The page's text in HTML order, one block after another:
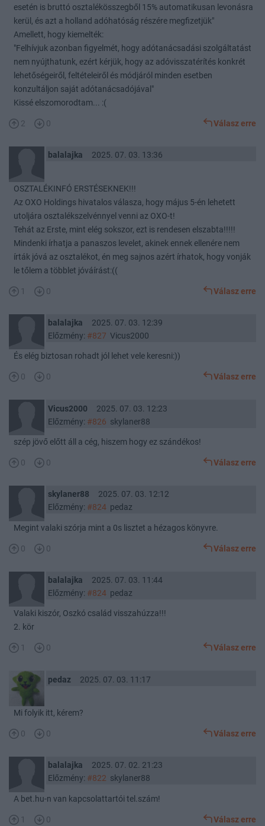
esetén is bruttó osztalékösszegből 15% automatikusan levonásra
kerül, és azt a holland adóhatóság részére megfizetjük"
Amellett, hogy kiemelték:
"Felhívjuk azonban figyelmét, hogy adótanácsadási szolgáltatást
nem nyújthatunk, ezért kérjük, hogy az adóvisszatérítés konkrét
lehetőségeiről, feltételeiről és módjáról minden esetben
konzultáljon saját adótanácsadójával"
Kissé elszomorodtam... :(
2 0 Válasz erre
balalajka 2025. 07. 03. 13:36
OSZTALÉKINFÓ ERSTÉSEKNEK!!!
Az OXO Holdings hivatalos válasza, hogy május 5-én lehetett
utoljára osztalékszelvénnyel venni az OXO-t!
Tehát az Erste, mint elég sokszor, ezt is rendesen elszabta!!!!!
Mindenki írhatja a panaszos levelet, akinek ennek ellenére nem
írták jóvá az osztalékot, én meg sajnos azért írhatok, hogy vonják
le tőlem a többlet jóváírást:((
1 0 Válasz erre
balalajka
2025. 07. 03. 12:39
Előzmény: #827 Vicus2000
És elég biztosan rohadt jól lehet vele keresni:))
0 0 Válasz erre
Vicus2000
2025. 07. 03. 12:23
Előzmény: #826 skylaner88
szép jövő előtt áll a cég, hiszem hogy ez szándékos!
0 0 Válasz erre
skylaner88
2025. 07. 03. 12:12
Előzmény: #824pedaz
Megint valaki szórja mint a 0s lisztet a hézagos könyvre.
0 0 Válasz erre
balalajka
2025. 07. 03. 11:44
Előzmény: #824pedaz
Valaki kiszór, Oszkó család visszahúzza!!!
2. kör
1 0 Válasz erre
pedaz 2025. 07. 03. 11:17
Mi folyik itt, kérem?
0 0 Válasz erre
balalajka
2025. 07. 02. 21:23
Előzmény: #822 skylaner88
A bet.hu-n van kapcsolattartói tel.szám!
1 0 Válasz erre